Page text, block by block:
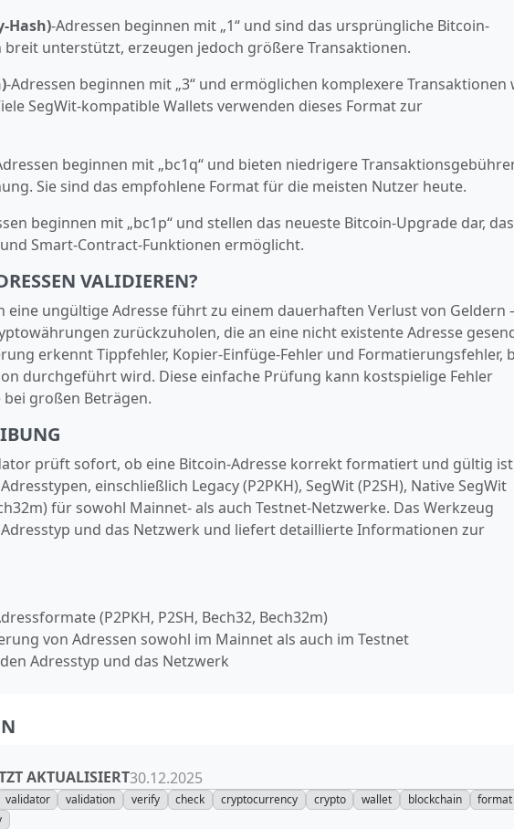
Hash)‑Adressen beginnen mit „1“ und sind das ursprüngliche Bitcoin-
breit unterstützt, erzeugen jedoch größere Transaktionen.
‑Adressen beginnen mit „3“ und ermöglichen komplexere Transaktionen
SegWit‑kompatible Wallets verwenden dieses Format zur
beginnen mit „bc1q“ und bieten niedrigere
Sie sind das empfohlene Format für die meisten Nutzer heute.
beginnen mit „bc1p“ und stellen das neueste Bitcoin‑Upgrade dar, das
Smart‑Contract‑Funktionen ermöglicht.
VALIDIEREN?
eine ungültige Adresse führt zu einem dauerhaften Verlust von Geldern
zurückzuholen, die an eine nicht existente Adresse
erkennt Tippfehler, Kopier‑Einfüge‑Fehler und Formatierungsfehler,
durchgeführt wird. Diese einfache Prüfung kann kostspielige Fehler
großen Beträgen.
prüft sofort, ob eine Bitcoin‑Adresse korrekt formatiert und gültig
einschließlich Legacy (P2PKH), SegWit (P2SH), Native SegWit
für sowohl Mainnet‑ als auch Testnet‑Netzwerke. Das Werkzeug
und das Netzwerk und liefert detaillierte Informationen zur
(P2PKH, P2SH, Bech32, Bech32m)
von Adressen sowohl im Mainnet als auch im Testnet
Adresstyp und das Netzwerk
AKTUALISIERT30.12.2025
validator validation verify check cryptocurrency crypto wallet blockchain
format